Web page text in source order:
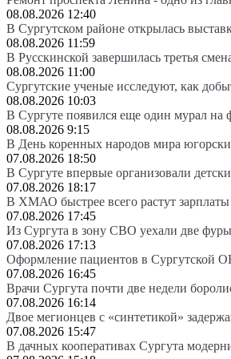
08.08.2026 12:40
В Сургутском районе открылась
08.08.2026 11:59
В Русскинской завершилась третья
08.08.2026 11:00
Сургутские ученые исследуют, как
08.08.2026 10:03
В Сургуте появился еще один мурал на
08.08.2026 9:15
В День коренных народов мира
07.08.2026 18:50
В Сургуте впервые организовали
07.08.2026 18:17
В ХМАО быстрее всего растут зарплаты
07.08.2026 17:45
Из Сургута в зону СВО уехали две
07.08.2026 17:13
Оформление пациентов в Сургутской
07.08.2026 16:45
Врачи Сургута почти две недели
07.08.2026 16:14
Двое мегионцев с «синтетикой»
07.08.2026 15:47
В дачных кооперативах Сургута